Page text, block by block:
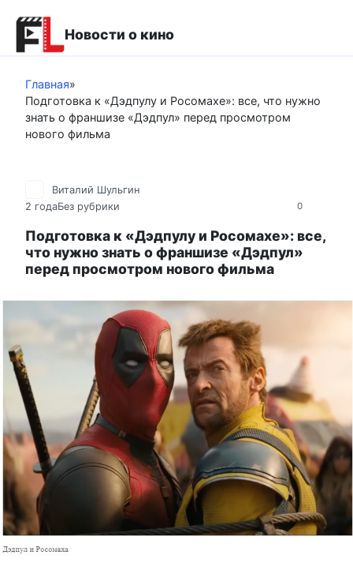
контенту
Новости о кино
Главная»
Подготовка к «Дэдпулу и Росомахе»: все, что нужно
знать о франшизе «Дэдпул» перед просмотром
нового фильма
0
Виталий Шульгин
2 годаБез рубрики
Подготовка к «Дэдпулу и Росомахе»: все,
что нужно знать о франшизе «Дэдпул»
перед просмотром нового фильма